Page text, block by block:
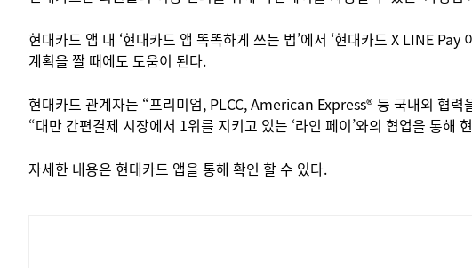
현대카드 앱 내 ‘현대카드 앱 똑똑하게 쓰는 법’에서 ‘현대카드 X LINE
계획을 짤 때에도 도움이 된다.
현대카드 관계자는 “프리미엄, PLCC, American Express® 등 국내외 협
“대만 간편결제 시장에서 1위를 지키고 있는 ‘라인 페이’와의 협업을 통
자세한 내용은 현대카드 앱을 통해 확인 할 수 있다.